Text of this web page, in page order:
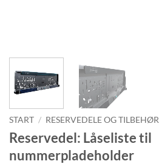
START / RESERVEDELE OG TILBEHØR
Reservedel: Låseliste til
nummerpladeholder